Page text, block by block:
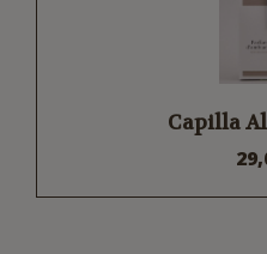
Capilla